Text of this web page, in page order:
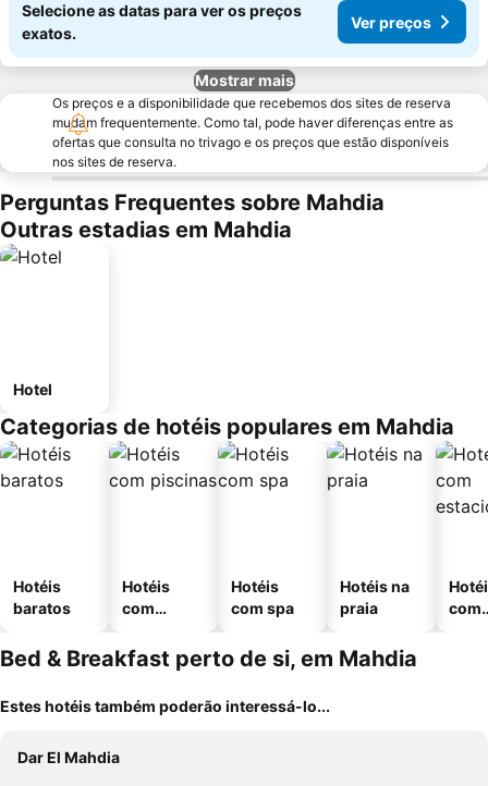
Selecione as datas para ver os preços
exatos.
Ver preços
Mostrar mais
Os preços e a disponibilidade que recebemos dos sites de reserva
mudam frequentemente. Como tal, pode haver diferenças entre as
ofertas que consulta no trivago e os preços que estão disponíveis
nos sites de reserva.
Perguntas Frequentes sobre Mahdia
Outras estadias em Mahdia
Hotel
Categorias de hotéis populares em Mahdia
Hotéis
baratos
Hotéis
com
Hotéis
com spa
Hotéis na
praia
com
Bed & Breakfast perto de si, em Mahdia
Estes hotéis também poderão interessá-lo...
Dar El Mahdia